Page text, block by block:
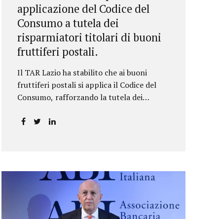
applicazione del Codice del
Consumo a tutela dei
risparmiatori titolari di buoni
fruttiferi postali.
Il TAR Lazio ha stabilito che ai buoni
fruttiferi postali si applica il Codice del
Consumo, rafforzando la tutela dei
possibilità di ottenere risarcimenti per chi